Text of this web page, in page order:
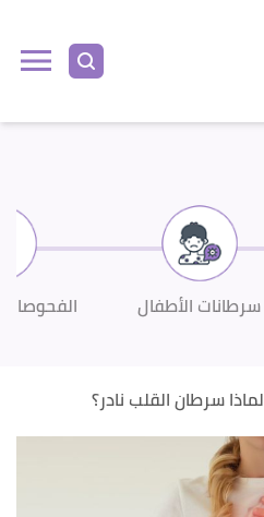
سرطانات الأطفال
لماذا سرطان القلب نادر؟